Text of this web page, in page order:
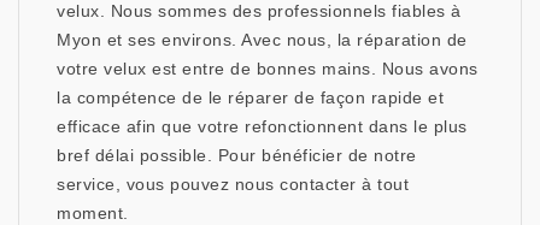
velux. Nous sommes des professionnels fiables à
Myon et ses environs. Avec nous, la réparation de
votre velux est entre de bonnes mains. Nous avons
la compétence de le réparer de façon rapide et
efficace afin que votre refonctionnent dans le plus
bref délai possible. Pour bénéficier de notre
service, vous pouvez nous contacter à tout
moment.